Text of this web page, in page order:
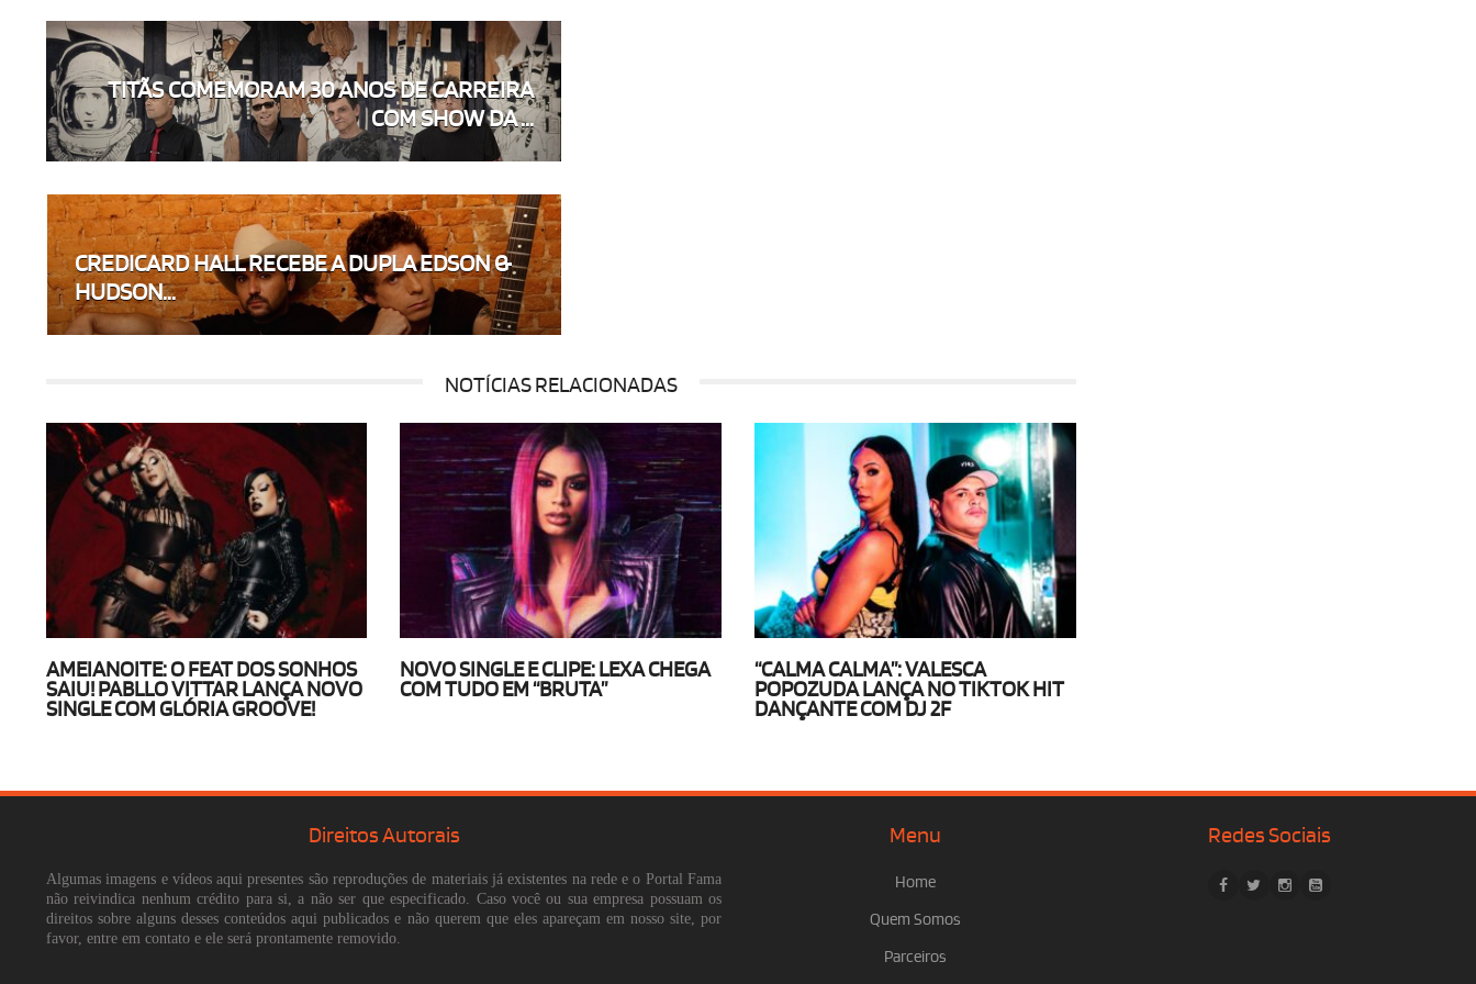
TITÃS COMEMORAM 30 ANOS DE CARREIRA
COM SHOW DA ...
CREDICARD HALL RECEBE A DUPLA EDSON &
HUDSON...
NOTÍCIAS RELACIONADAS
AMEIANOITE: O FEAT DOS SONHOS
SAIU! PABLLO VITTAR LANÇA NOVO
SINGLE COM GLÓRIA GROOVE!
NOVO SINGLE E CLIPE: LEXA CHEGA
COM TUDO EM “BRUTA”
“CALMA CALMA”: VALESCA
POPOZUDA LANÇA NO TIKTOK HIT
DANÇANTE COM DJ 2F
Direitos Autorais
Algumas imagens e vídeos aqui presentes são reproduções de materiais já existentes na rede e o Portal Fama
não reivindica nenhum crédito para si, a não ser que especificado. Caso você ou sua empresa possuam os
direitos sobre alguns desses conteúdos aqui publicados e não querem que eles apareçam em nosso site, por
favor, entre em contato e ele será prontamente removido.
Menu
Home
Quem Somos
Parceiros
Redes Sociais